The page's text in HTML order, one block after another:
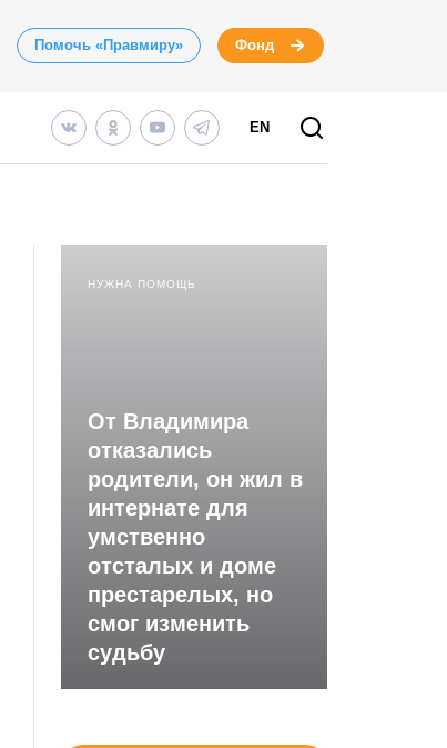
Помочь «Правмиру» Фонд
EN
НУЖНА ПОМОЩЬ
От Владимира
отказались
родители, он жил в
интернате для
умственно
отсталых и доме
престарелых, но
смог изменить
судьбу